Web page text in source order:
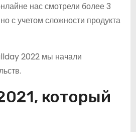
нас смотрели более 3
с учетом сложности продукта
2022 мы начали
который